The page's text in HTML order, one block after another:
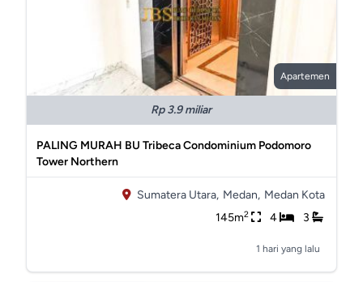
Apartemen
Rp 3.9 miliar
PALING MURAH BU Tribeca Condominium Podomoro
Tower Northern
Sumatera Utara, Medan, Medan Kota
145m2 4 3
1 hari yang lalu